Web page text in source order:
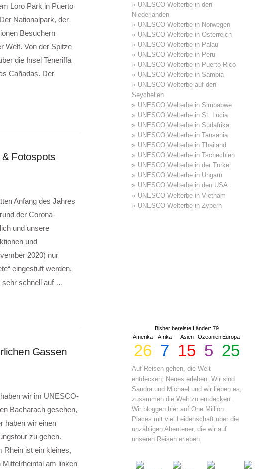
Loro Park in Puerto
Nationalpark, der
Besuchern
Welt. Von der Spitze
die Insel Teneriffa
Cañadas. Der
Fotospots
Anfang des Jahres
der Corona-
und unsere
und
2020) nur
eingestuft werden.
sehr schnell auf …
Gassen
wir im UNESCO-
Bacharach gesehen,
haben wir einen
zu gehen.
Rhein ist ein kleines,
am linken
UNESCO Welterbe in den
Niederlanden
UNESCO Welterbe in Norwegen
UNESCO Welterbe in Österreich
UNESCO Welterbe in Palau
UNESCO Welterbe in Peru
UNESCO Welterbe in Puerto Rico
UNESCO Welterbe in Sambia
UNESCO Welterbe auf den
Seychellen
UNESCO Welterbe in Simbabwe
UNESCO Welterbe in St. Lucia
UNESCO Welterbe in Südafrika
UNESCO Welterbe in Tansania
UNESCO Welterbe in Thailand
UNESCO Welterbe in Tschechien
UNESCO Welterbe in der Türkei
UNESCO Welterbe in Ungarn
UNESCO Welterbe in den USA
UNESCO Welterbe in Vietnam
UNESCO Welterbe in Zypern
Bisher bereiste Länder: 79
Amerika
26
Afrika
7
Asien
15
Ozeanien
5
Europa
25
Auf Reisen gehen, die Welt
entdecken, Neues erleben. Wir sind
Sandra und Michael und wir lieben es,
zusammen die Welt zu entdecken.
Wir bloggen hier auf One Million
Places mit viel Leidenschaft über die
unzähligen Abenteuer, die wir auf
unseren Reisen erleben.